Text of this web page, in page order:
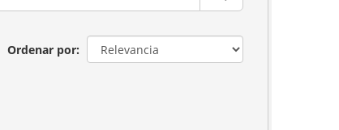
Ordenar por